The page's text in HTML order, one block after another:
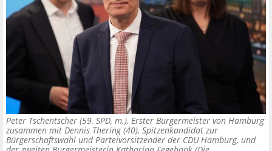
Peter Tschentscher (59, SPD, m.), Erster Bürgermeister von Hamburg
zusammen mit Dennis Thering (40), Spitzenkandidat zur
Bürgerschaftswahl und Parteivorsitzender der CDU Hamburg, und